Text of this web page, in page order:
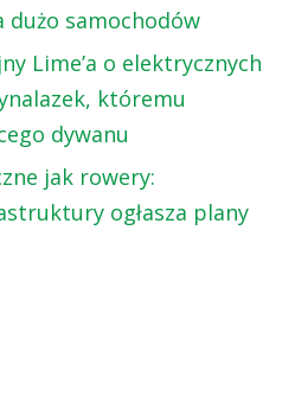
dużo samochodów
Lime’a o elektrycznych
któremu
dywanu
jak rowery:
ogłasza plany